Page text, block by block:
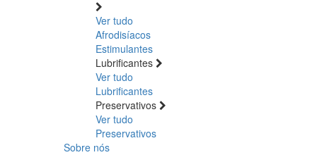
Ver tudo
Afrodisíacos
Estimulantes
Lubrificantes
Ver tudo
Lubrificantes
Preservativos
Ver tudo
Preservativos
Sobre nós